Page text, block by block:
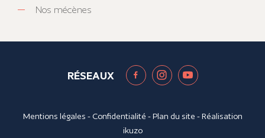
Nos mécènes
RÉSEAUX
Mentions légales - Confidentialité -Plan du site - Réalisation
ikuzo